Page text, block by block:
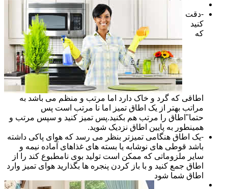
-دقت
کنید
که
اطاقی که گرد و خاک دارد اما مرتب و منظم می باشد به
مراتب بهتر از یک اطاق تمیز اما نا مرتب است پس
حتما"اطاق را مرتب هم بکنید.پس تمیز کنید و سپس مرتب و
همینطور به پایین اطاق نزدیک شوید.
-یک اطاق هنگامی تمیزتر بنظر می رسد که هوای پاکی داشته
باشد قوطی های نوشابه یا بسته های غذاهای آماده نیمه و
سایر ملزوماتی که ممکن است تولید بوی نامطبوع کند را از
اطاق جمع کنید و با باز کردن پنجره ها بگذارید هوای تمیز وارد
اطاق شما شود